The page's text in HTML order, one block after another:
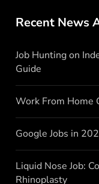
Recent News
Job Hunting on
Guide
Work From Home
Google Jobs in
Liquid Nose Job:
Rhinoplasty